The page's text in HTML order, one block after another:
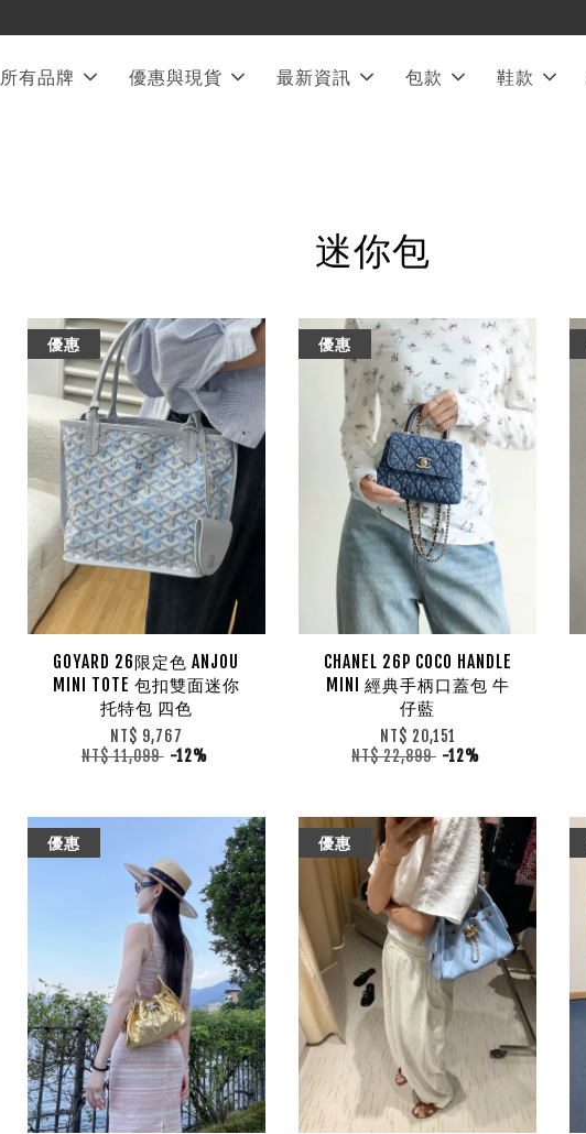
所有品牌 優惠與現貨 最新資訊 包款 鞋款
迷你包
優惠
GOYARD 26限定色 ANJOU
MINI TOTE 包扣雙面迷你
托特包 四色
NT$ 9,767
NT$ 11,099 -12%
優惠
CHANEL 26P COCO HANDLE
MINI 經典手柄口蓋包 牛
仔藍
NT$ 20,151
NT$ 22,899 -12%
優惠 優惠